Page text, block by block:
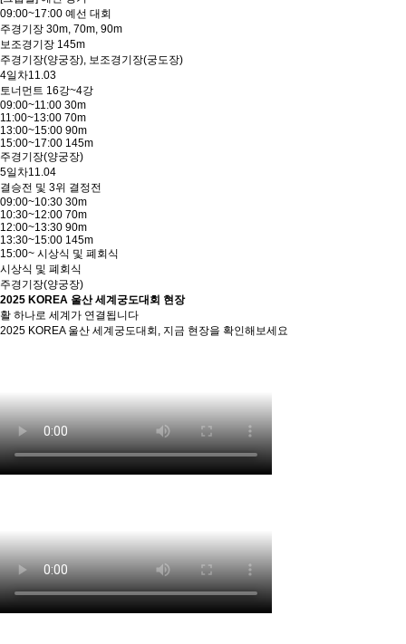
09:00~17:00 예선 대회
주경기장 30m, 70m, 90m
보조경기장 145m
주경기장(양궁장), 보조경기장(궁도장)
4일차11.03
토너먼트 16강~4강
09:00~11:00 30m
11:00~13:00 70m
13:00~15:00 90m
15:00~17:00 145m
주경기장(양궁장)
5일차11.04
결승전 및 3위 결정전
09:00~10:30 30m
10:30~12:00 70m
12:00~13:30 90m
13:30~15:00 145m
15:00~ 시상식 및 폐회식
시상식 및 폐회식
주경기장(양궁장)
2025 KOREA 울산 세계궁도대회 현장
활 하나로 세계가 연결됩니다
2025 KOREA 울산 세계궁도대회, 지금 현장을 확인해보세요